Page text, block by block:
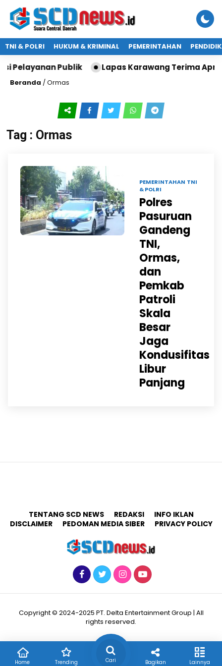
TNI & POLRI HUKUM & KRIMINAL PEMERINTAHAN
Pelayanan Publik Lapas Karawang Terima
Beranda /Ormas
Tag : Ormas
PEMERINTAHAN TNI
& POLRI
Polres
Pasuruan
Gandeng
TNI,
Ormas,
dan
Pemkab
Patroli
Skala
Besar
Jaga
Kondusifitas
Libur
Panjang
TENTANG SCD NEWS REDAKSI
INFO IKLAN
DISCLAIMER
PEDOMAN MEDIA SIBER PRIVACY POLICY
Copyright © 2024-2025 PT. Delta Entertainment Group | All
rights reserved.
Home Trending Cari Bagikan Lainnya